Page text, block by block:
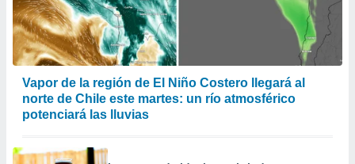
Vapor de la región de El Niño Costero llegará al
norte de Chile este martes: un río atmosférico
potenciará las lluvias